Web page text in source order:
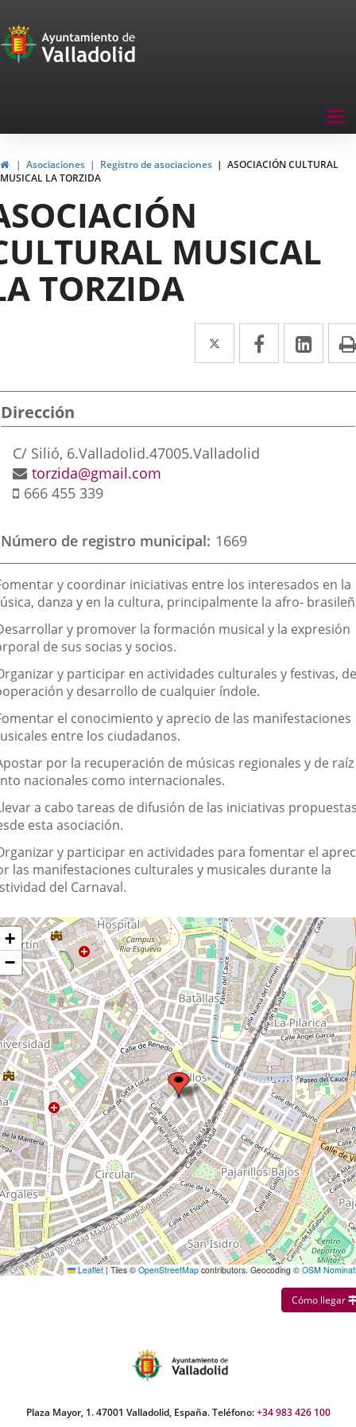
Portal
de
navegación
InicioAsociaciones Registro de asociaciones
ASOCIACIÓN CULTURAL
MUSICAL LA TORZIDA
MUSICAL
TORZIDA
Twitter
Enlace
a
una
externa.
Facebook
Enlace
a
una
a
una
Dirección
Dirección
postal
C/ Silió, 6.Valladolid.47005.Valladolid
Dirección
de
electrónico
torzida@gmail.com
Móvil
666 455 339
Número de registro municipal 1669
y coordinar iniciativas entre los interesados en la
danza y en la cultura, principalmente la afro-
y promover la formación musical y la expresión
de sus socias y socios.
y participar en actividades culturales y festivas, de
y desarrollo de cualquier índole.
el conocimiento y aprecio de las manifestaciones
entre los ciudadanos.
por la recuperación de músicas regionales y de raíz
nacionales como internacionales.
a cabo tareas de difusión de las iniciativas
esta asociación.
y participar en actividades para fomentar el
las manifestaciones culturales y musicales durante la
del Carnaval.
+
−
Leaflet | Tiles © OpenStreetMap contributors. Geocoding © OSM
Cómo llegar
Plaza Mayor, 1. 47001 Valladolid, España. Teléfono:+34 983 426 100